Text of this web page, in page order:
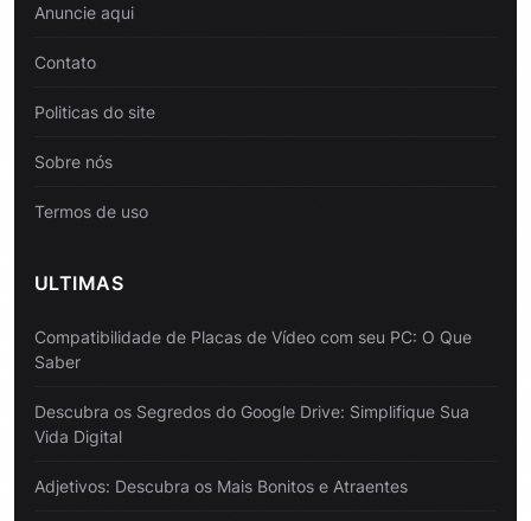
Anuncie aqui
Contato
Politicas do site
Sobre nós
Termos de uso
ULTIMAS
Compatibilidade de Placas de Vídeo com seu PC: O Que
Saber
Descubra os Segredos do Google Drive: Simplifique Sua
Vida Digital
Adjetivos: Descubra os Mais Bonitos e Atraentes